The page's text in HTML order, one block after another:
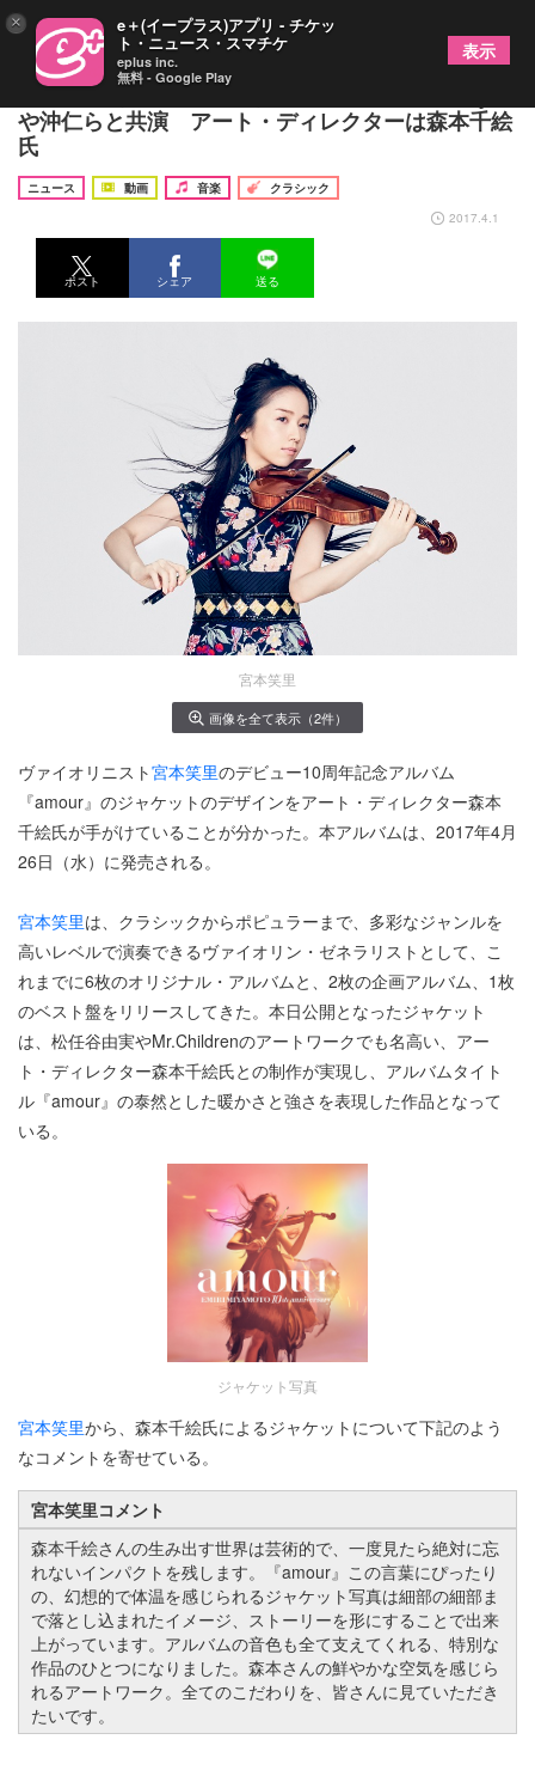
宮本笑里（ヴァイオリン）が最新アルバムでMay J.
や沖仁らと共演 アート・ディレクターは森本千絵
氏
ニュース 動画 音楽
クラシック
2017.4.1
ポスト シェア 送る
宮本笑里
画像を全て表示（2件）
ヴァイオリニスト宮本笑里のデビュー10周年記念アルバム
『amour』のジャケットのデザインをアート・ディレクター森本
千絵氏が手がけていることが分かった。本アルバムは、2017年4月
26日（水）に発売される。
宮本笑里は、クラシックからポピュラーまで、多彩なジャンルを
高いレベルで演奏できるヴァイオリン・ゼネラリストとして、こ
れまでに6枚のオリジナル・アルバムと、2枚の企画アルバム、1枚
のベスト盤をリリースしてきた。本日公開となったジャケット
は、松任谷由実やMr.Childrenのアートワークでも名高い、アー
ト・ディレクター森本千絵氏との制作が実現し、アルバムタイト
ル『amour』の泰然とした暖かさと強さを表現した作品となって
いる。
ジャケット写真
宮本笑里から、森本千絵氏によるジャケットについて下記のよう
なコメントを寄せている。
宮本笑里コメント
森本千絵さんの生み出す世界は芸術的で、一度見たら絶対に忘
れないインパクトを残します。『amour』この言葉にぴったり
の、幻想的で体温を感じられるジャケット写真は細部の細部ま
で落とし込まれたイメージ、ストーリーを形にすることで出来
上がっています。アルバムの音色も全て支えてくれる、特別な
作品のひとつになりました。森本さんの鮮やかな空気を感じら
れるアートワーク。全てのこだわりを、皆さんに見ていただき
たいです。
× e＋(イープラス)アプリ - チケッ
ト・ニュース・スマチケ
eplus inc.
無料 - Google Play
表示